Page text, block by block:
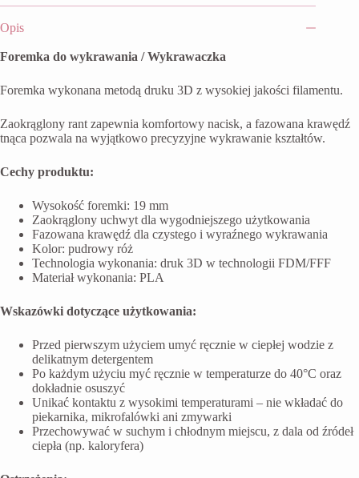
Opis
Foremka do wykrawania / Wykrawaczka
Foremka wykonana metodą druku 3D z wysokiej jakości filamentu.
Zaokrąglony rant zapewnia komfortowy nacisk, a fazowana krawędź
tnąca pozwala na wyjątkowo precyzyjne wykrawanie kształtów.
Cechy produktu:
Wysokość foremki: 19 mm
Zaokrąglony uchwyt dla wygodniejszego użytkowania
Fazowana krawędź dla czystego i wyraźnego wykrawania
Kolor: pudrowy róż
Technologia wykonania: druk 3D w technologii FDM/FFF
Materiał wykonania: PLA
Wskazówki dotyczące użytkowania:
Przed pierwszym użyciem umyć ręcznie w ciepłej wodzie z
delikatnym detergentem
Po każdym użyciu myć ręcznie w temperaturze do 40°C oraz
dokładnie osuszyć
Unikać kontaktu z wysokimi temperaturami – nie wkładać do
piekarnika, mikrofalówki ani zmywarki
Przechowywać w suchym i chłodnym miejscu, z dala od źródeł
ciepła (np. kaloryfera)